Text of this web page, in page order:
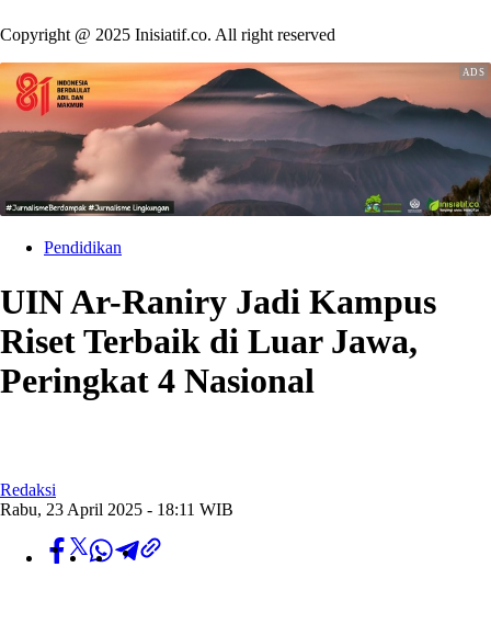
Copyright @ 2025 Inisiatif.co. All right reserved
Pendidikan
UIN Ar-Raniry Jadi Kampus
Riset Terbaik di Luar Jawa,
Peringkat 4 Nasional
Redaksi
Rabu, 23 April 2025 - 18:11 WIB